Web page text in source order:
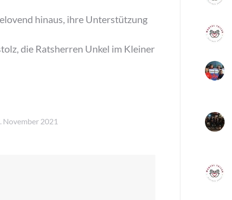
hinaus, ihre Unterstützung
die Ratsherren Unkel im Kleiner
November 2021